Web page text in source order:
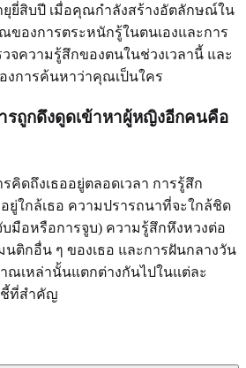
ยี่สิบปี เมื่อคุณกำลังสร้างอัตลักษณ์ใน
องการตระหนักรู้ในตนเองและการ
จความรู้สึกของตนในช่วงเวลานี้ และ
งการค้นหาว่าคุณเป็นใคร
ถูกดึงดูดเข้าหาผู้หญิงอีกคนคือ
ดถึงเธออยู่ตลอดเวลา การรู้สึก
ยู่ใกล้เธอ ความปรารถนาที่จะใกล้ชิด
มือหรือการจูบ) ความรู้สึกหึงหวงต่อ
นติกอื่น ๆ ของเธอ และการฝันกลางวัน
เหล่านั้นแตกต่างกันไปในแต่ละ
ชี้ที่สำคัญ